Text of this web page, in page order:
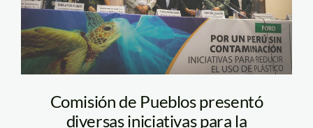
Comisión de Pueblos presentó
diversas iniciativas para la